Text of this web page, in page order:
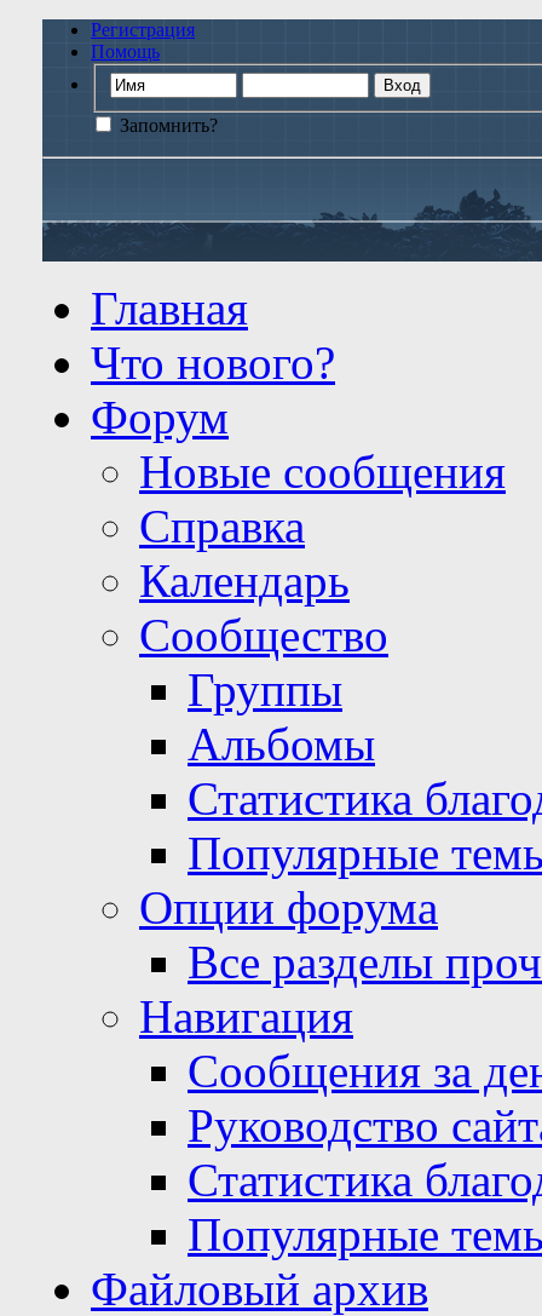
Регистрация
Помощь
Запомнить?
Главная
Что нового?
Форум
Новые сообщения
Справка
Календарь
Сообщество
Группы
Альбомы
Статистика
Популярные
Опции форума
Все разделы
Навигация
Сообщения за
Руководство
Статистика
Популярные
Файловый архив